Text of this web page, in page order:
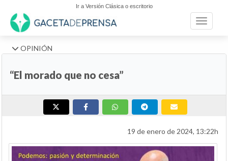
Ir a Versión Clásica o escritorio
Toggle
OPINIÓN
“El morado que no cesa”
19 de enero de 2024, 13:22h